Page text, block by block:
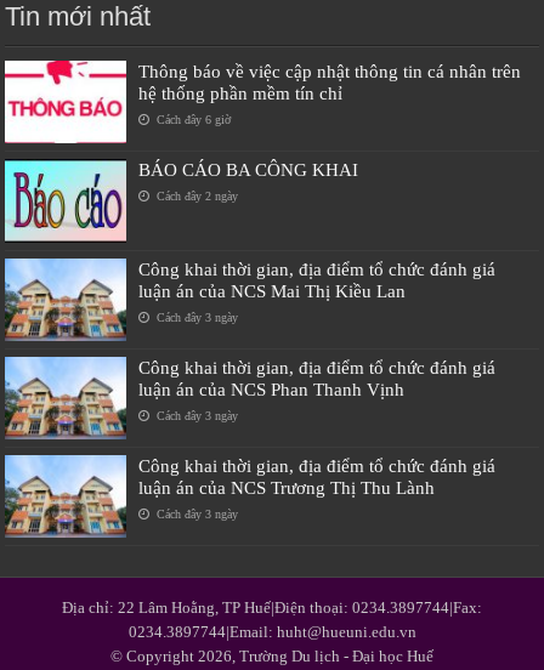
Tin mới nhất
Thông báo về việc cập nhật thông tin cá nhân trên
hệ thống phần mềm tín chỉ
Cách đây 6 giờ
BÁO CÁO BA CÔNG KHAI
Cách đây 2 ngày
Công khai thời gian, địa điểm tổ chức đánh giá
luận án của NCS Mai Thị Kiều Lan
Cách đây 3 ngày
Công khai thời gian, địa điểm tổ chức đánh giá
luận án của NCS Phan Thanh Vịnh
Cách đây 3 ngày
Công khai thời gian, địa điểm tổ chức đánh giá
luận án của NCS Trương Thị Thu Lành
Cách đây 3 ngày
Địa chỉ: 22 Lâm Hoằng, TP Huế|Điện thoại: 0234.3897744|Fax:
0234.3897744|Email: huht@hueuni.edu.vn
© Copyright 2026, Trường Du lịch - Đại học Huế